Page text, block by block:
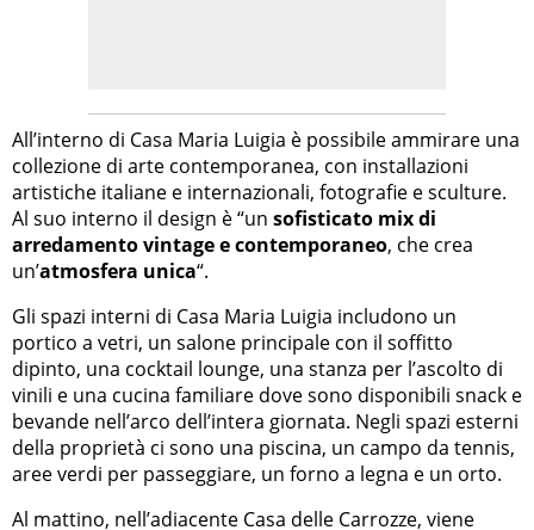
All’interno di Casa Maria Luigia è possibile ammirare una
collezione di arte contemporanea, con installazioni
artistiche italiane e internazionali, fotografie e sculture.
Al suo interno il design è “un sofisticato mix di
arredamento vintage e contemporaneo, che crea
un’atmosfera unica“.
Gli spazi interni di Casa Maria Luigia includono un
portico a vetri, un salone principale con il soffitto
dipinto, una cocktail lounge, una stanza per l’ascolto di
vinili e una cucina familiare dove sono disponibili snack e
bevande nell’arco dell’intera giornata. Negli spazi esterni
della proprietà ci sono una piscina, un campo da tennis,
aree verdi per passeggiare, un forno a legna e un orto.
Al mattino, nell’adiacente Casa delle Carrozze, viene